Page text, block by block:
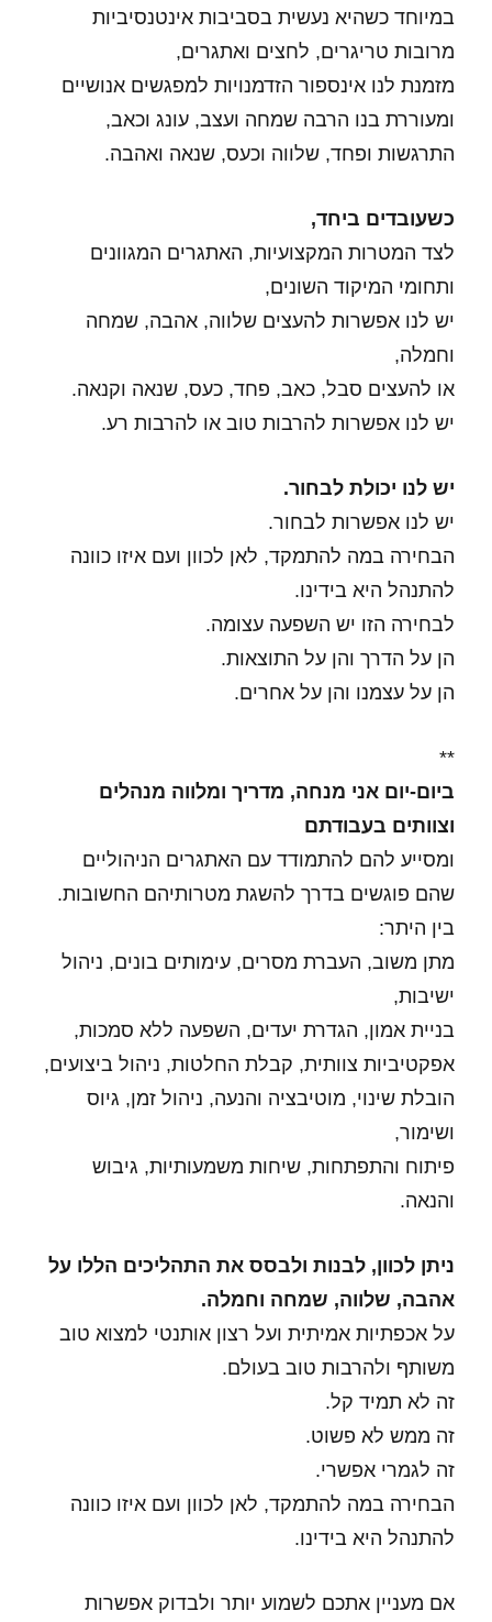
במיוחד כשהיא נעשית בסביבות אינטנסיביות
מרובות טריגרים, לחצים ואתגרים,
מזמנת לנו אינספור הזדמנויות למפגשים אנושיים
ומעוררת בנו הרבה שמחה ועצב, עונג וכאב,
התרגשות ופחד, שלווה וכעס, שנאה ואהבה.
כשעובדים ביחד,
לצד המטרות המקצועיות, האתגרים המגוונים
ותחומי המיקוד השונים,
יש לנו אפשרות להעצים שלווה, אהבה, שמחה
וחמלה,
או להעצים סבל, כאב, פחד, כעס, שנאה וקנאה.
יש לנו אפשרות להרבות טוב או להרבות רע.
יש לנו יכולת לבחור.
יש לנו אפשרות לבחור.
הבחירה במה להתמקד, לאן לכוון ועם איזו כוונה
להתנהל היא בידינו.
לבחירה הזו יש השפעה עצומה.
הן על הדרך והן על התוצאות.
הן על עצמנו והן על אחרים.
**
ביום-יום אני מנחה, מדריך ומלווה מנהלים
וצוותים בעבודתם
ומסייע להם להתמודד עם האתגרים הניהוליים
שהם פוגשים בדרך להשגת מטרותיהם החשובות.
בין היתר:
מתן משוב, העברת מסרים, עימותים בונים, ניהול
ישיבות,
בניית אמון, הגדרת יעדים, השפעה ללא סמכות,
אפקטיביות צוותית, קבלת החלטות, ניהול ביצועים,
הובלת שינוי, מוטיבציה והנעה, ניהול זמן, גיוס
ושימור,
פיתוח והתפתחות, שיחות משמעותיות, גיבוש
והנאה.
ניתן לכוון, לבנות ולבסס את התהליכים הללו על
אהבה, שלווה, שמחה וחמלה.
על אכפתיות אמיתית ועל רצון אותנטי למצוא טוב
משותף ולהרבות טוב בעולם.
זה לא תמיד קל.
זה ממש לא פשוט.
זה לגמרי אפשרי.
הבחירה במה להתמקד, לאן לכוון ועם איזו כוונה
להתנהל היא בידינו.
אם מעניין אתכם לשמוע יותר ולבדוק אפשרות